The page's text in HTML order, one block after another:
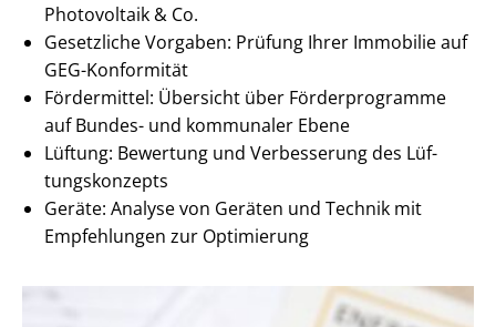
Photovoltaik & Co.
Gesetzliche Vorgaben: Prüfung Ihrer Immobilie auf
GEG-Konformität
Fördermittel: Übersicht über Förderprogramme
auf Bundes- und kommunaler Ebene
Lüftung: Bewertung und Verbesserung des Lüf­
tungs­kon­zepts
Geräte: Analyse von Geräten und Technik mit
Empfehlungen zur Optimierung